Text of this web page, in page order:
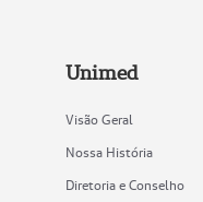
Unimed
Visão Geral
Nossa História
Diretoria e Conselho